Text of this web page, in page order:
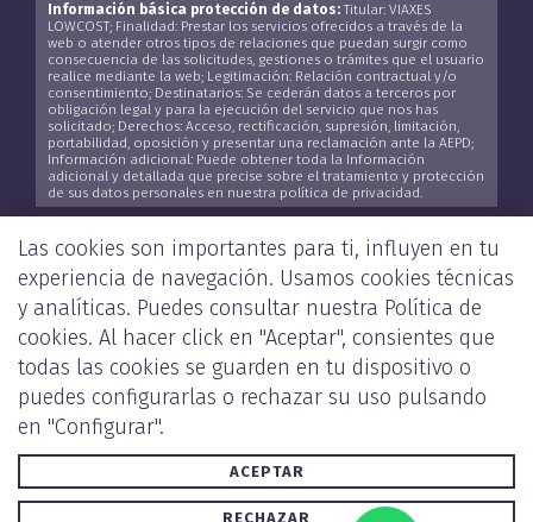
Información básica protección de datos:Titular: VIAXES
LOWCOST; Finalidad: Prestar los servicios ofrecidos a través de la
web o atender otros tipos de relaciones que puedan surgir como
consecuencia de las solicitudes, gestiones o trámites que el usuario
realice mediante la web; Legitimación: Relación contractual y/o
consentimiento; Destinatarios: Se cederán datos a terceros por
obligación legal y para la ejecución del servicio que nos has
solicitado; Derechos: Acceso, rectificación, supresión, limitación,
portabilidad, oposición y presentar una reclamación ante la AEPD;
Información adicional: Puede obtener toda la Información
adicional y detallada que precise sobre el tratamiento y protección
de sus datos personales en nuestra política de privacidad.
ENVIAR
POLÍTICA DE PRIVACIDAD Y COOKIES
AVISO LEGAL
Las cookies son importantes para ti, influyen en tu
experiencia de navegación. Usamos cookies técnicas
y analíticas. Puedes consultar nuestra Política de
cookies. Al hacer click en "Aceptar", consientes que
todas las cookies se guarden en tu dispositivo o
puedes configurarlas o rechazar su uso pulsando
en "Configurar".
ACEPTAR
RECHAZAR